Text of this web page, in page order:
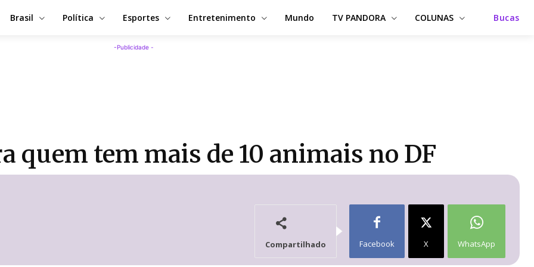
Brasil Política Esportes Entretenimento Mundo TV PANDORA COLUNAS Bucas
-Publicidade -
quem tem mais de 10 animais no DF
Compartilhado Facebook X WhatsApp